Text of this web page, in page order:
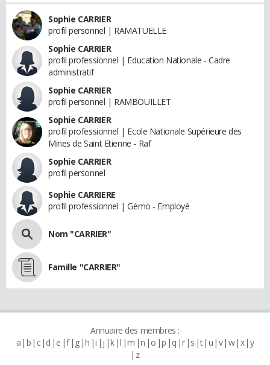
Sophie CARRIER
profil personnel | RAMATUELLE
Sophie CARRIER
profil professionnel | Education Nationale - Cadre
administratif
Sophie CARRIER
profil personnel | RAMBOUILLET
Sophie CARRIER
profil professionnel | Ecole Nationale Supérieure des
Mines de Saint Etienne - Raf
Sophie CARRIER
profil personnel
Sophie CARRIERE
profil professionnel | Gémo - Employé
Nom "CARRIER"
Famille "CARRIER"
Annuaire des membres :
a b c d e f g h i j k l m n o p q r s t u v w x y
z